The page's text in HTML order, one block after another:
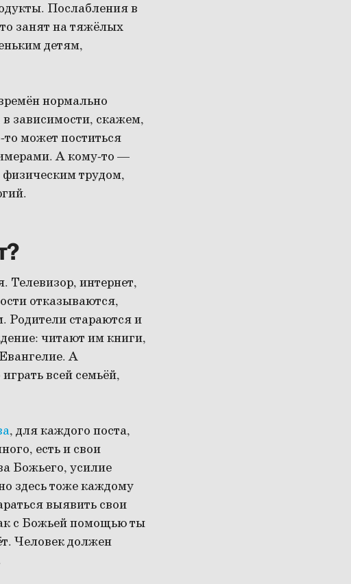
Послабления в
занят на тяжёлых
детям,
нормально
зависимости, скажем,
может поститься
А кому-то —
трудом,
Телевизор, интернет,
отказываются,
Родители стараются и
читают им книги,
А
всей семьёй,
, для каждого поста,
есть и свои
Божьего, усилие
здесь тоже каждому
выявить свои
с Божьей помощью ты
Человек должен